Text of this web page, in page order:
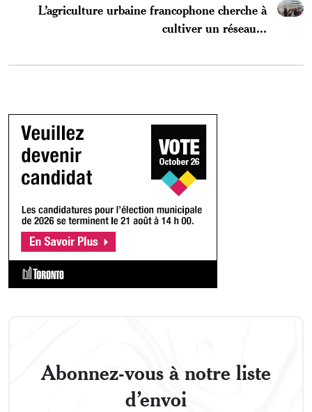
L’agriculture urbaine francophone cherche à
cultiver un réseau...
Abonnez-vous à notre liste
d’envoi